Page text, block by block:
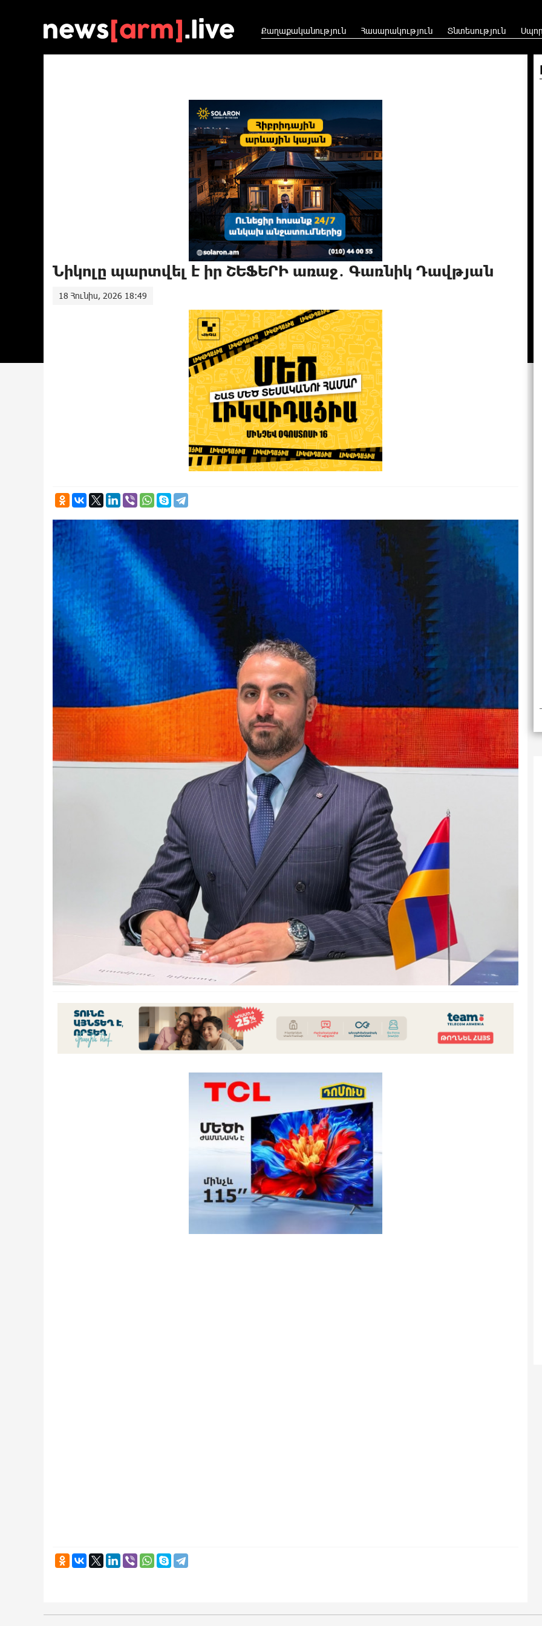
Քաղաքականություն Հասարակություն Տնտեսություն
Նիկոլը պարտվել է իր ՇԵՖԵՐԻ առաջ․ Գառնիկ Դավթյան
18 Հունիս, 2026 18:49